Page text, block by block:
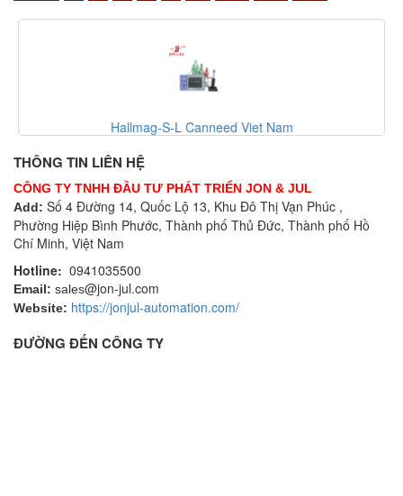
Hallmag-S-L Canneed Viet Nam
THÔNG TIN LIÊN HỆ
CÔNG TY TNHH ĐẦU TƯ PHÁT TRIỂN JON & JUL
Add: Số 4 Đường 14, Quốc Lộ 13, Khu Đô Thị Vạn Phúc ,
Phường Hiệp Bình Phước, Thành phố Thủ Đức, Thành phố Hồ
Chí Minh, Việt Nam
Hotline: 0941035500
Email: sales@jon-jul.com
Website: https://jonjul-automation.com/
ĐƯỜNG ĐẾN CÔNG TY